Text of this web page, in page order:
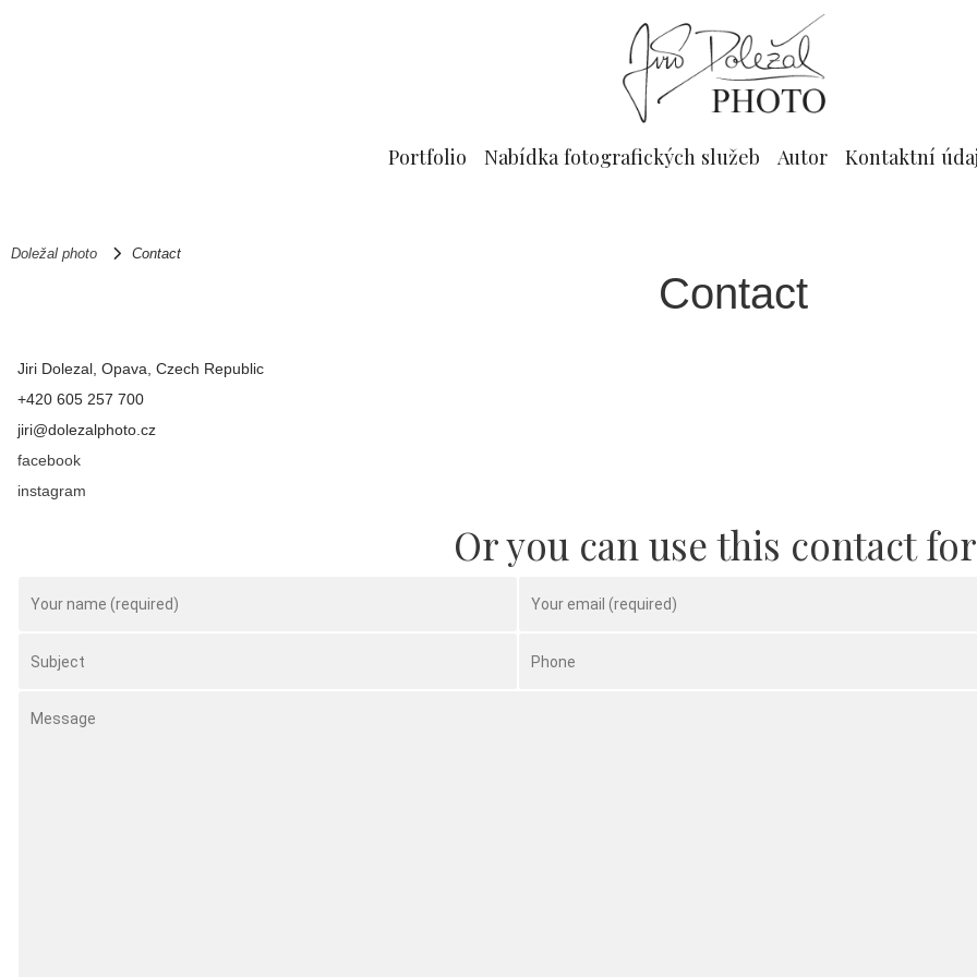
Portfolio Nabídka fotografických služeb Autor Kontaktní
Doležal photo Contact
Contact
Jiri Dolezal, Opava, Czech Republic
+420 605 257 700
jiri@dolezalphoto.cz
facebook
instagram
Or you can use this contact